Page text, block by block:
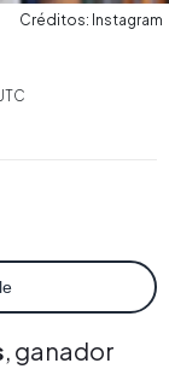
Créditos: Instagram
, ganador